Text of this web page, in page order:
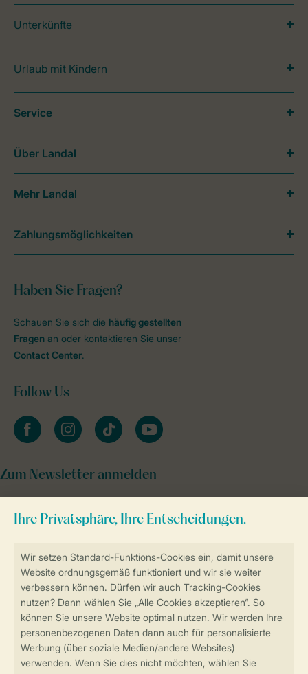
Sicher und schnell zur Online-Buchung
Sichere Datenübertragung
Sicheres Bezahlen
Unterkünfte
Urlaub mit Kindern
Haben Sie Fragen?
Schauen Sie sich die häufig gestellten
Fragen an oder kontaktieren Sie unser
Contact Center.
Follow Us
facebookinstagramtiktok youtube
Zum Newsletter anmelden
Service
Über Landal
Mehr Landal
Zahlungsmöglichkeiten